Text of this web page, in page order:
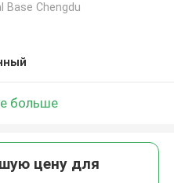
Base Chengdu
больше
цену для